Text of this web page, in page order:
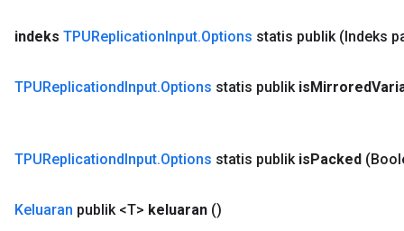
indeks TPUReplicationInput.Options statis publik (Indeks
TPUReplicationdInput.Options statis publik isMirrored
TPUReplicationdInput.Options statis publik isPacked
Keluaran publik <T> keluaran ()